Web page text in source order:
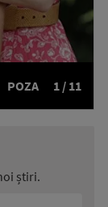
POZA 1 / 11
știri.